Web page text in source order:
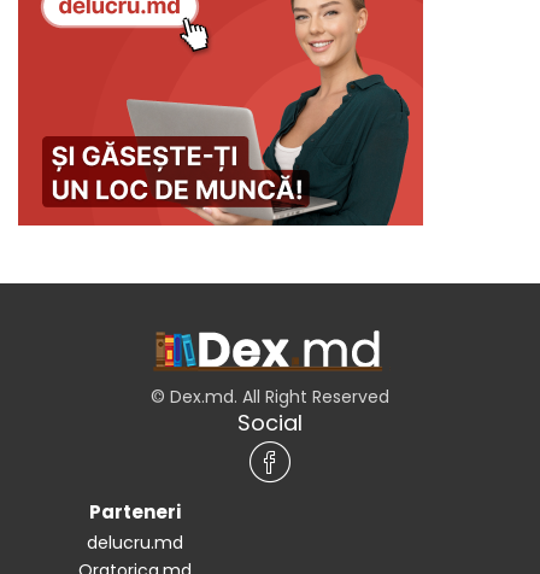
© Dex.md. All Right Reserved
Social
Parteneri
delucru.md